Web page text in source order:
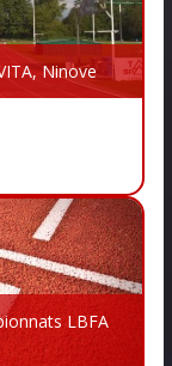
Ninove
LBFA